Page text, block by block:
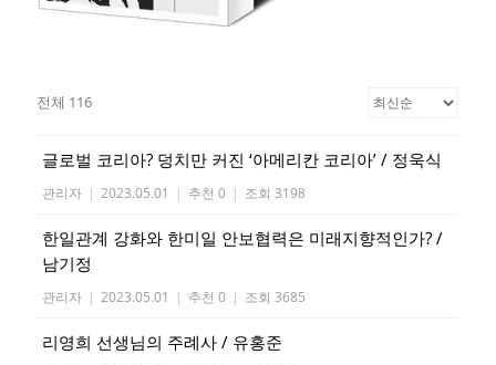
전체 116
글로벌 코리아? 덩치만 커진 ‘아메리칸 코리아’ / 정욱식
관리자 | 2023.05.01 | 추천 0 | 조회 3198
한일관계 강화와 한미일 안보협력은 미래지향적인가? /
남기정
관리자 | 2023.05.01 | 추천 0 | 조회 3685
리영희 선생님의 주례사 / 유홍준